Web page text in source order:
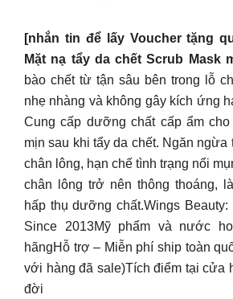
[nhắn tin để lấy Voucher tặng
Mặt nạ tẩy da chết Scrub Mask
bào chết từ tận sâu bên trong lỗ
nhẹ nhàng và không gây kích ứng
Cung cấp dưỡng chất cấp ẩm
mịn sau khi tẩy da chết. Ngăn ngừa
chân lông, hạn chế tình trạng nổi
chân lông trở nên thông thoáng,
hấp thụ dưỡng chất.Wings Beauty:
Since 2013Mỹ phẩm và nước
hãngHỗ trợ – Miễn phí ship toàn
với hàng đã sale)Tích điểm tại cửa
đời